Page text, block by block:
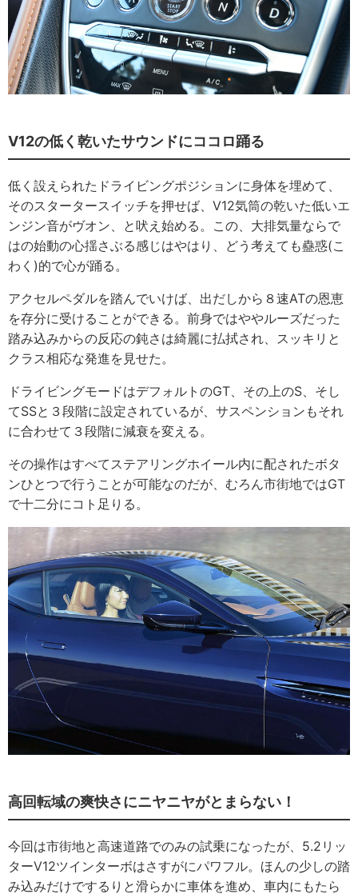
V12の低く乾いたサウンドにココロ踊る
低く設えられたドライビングポジションに身体を埋めて、
そのスタータースイッチを押せば、V12気筒の乾いた低いエ
ンジン音がヴオン、と吠え始める。この、大排気量ならで
はの始動の心揺さぶる感じはやはり、どう考えても蠱惑(こ
わく)的で心が踊る。
アクセルペダルを踏んでいけば、出だしから８速ATの恩恵
を存分に受けることができる。前身ではややルーズだった
踏み込みからの反応の鈍さは綺麗に払拭され、スッキリと
クラス相応な発進を見せた。
ドライビングモードはデフォルトのGT、その上のS、そし
てSSと３段階に設定されているが、サスペンションもそれ
に合わせて３段階に減衰を変える。
その操作はすべてステアリングホイール内に配されたボタ
ンひとつで行うことが可能なのだが、むろん市街地ではGT
で十二分にコト足りる。
高回転域の爽快さにニヤニヤがとまらない！
今回は市街地と高速道路でのみの試乗になったが、5.2リッ
ターV12ツインターボはさすがにパワフル。ほんの少しの踏
み込みだけでするりと滑らかに車体を進め、車内にもたら